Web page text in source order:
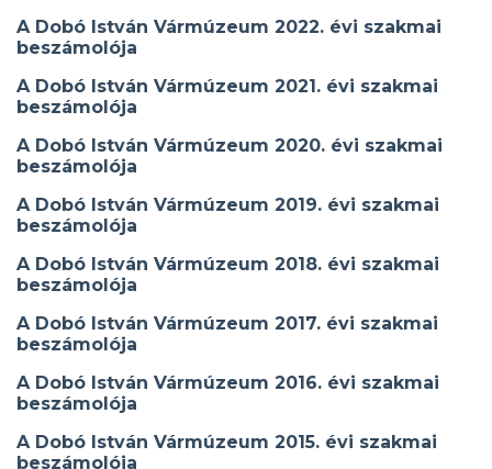
A Dobó István Vármúzeum 2022. évi szakmai
beszámolója
A Dobó István Vármúzeum 2021. évi szakmai
beszámolója
A Dobó István Vármúzeum 2020. évi szakmai
beszámolója
A Dobó István Vármúzeum 2019. évi szakmai
beszámolója
A Dobó István Vármúzeum 2018. évi szakmai
beszámolója
A Dobó István Vármúzeum 2017. évi szakmai
beszámolója
A Dobó István Vármúzeum 2016. évi szakmai
beszámolója
A Dobó István Vármúzeum 2015. évi szakmai
beszámolója